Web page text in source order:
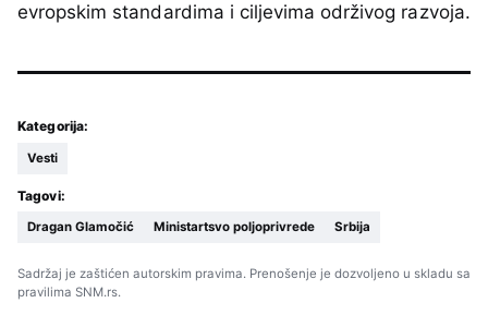
evropskim standardima i ciljevima održivog razvoja.
Kategorija:
Vesti
Tagovi:
Dragan Glamočić Ministartsvo poljoprivrede Srbija
Sadržaj je zaštićen autorskim pravima. Prenošenje je dozvoljeno u skladu sa
pravilima SNM.rs.